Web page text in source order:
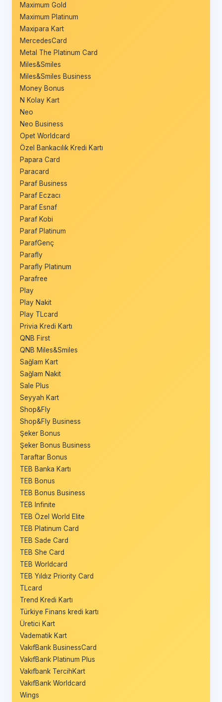
Maximum Gold
Maximum Platinum
Maxipara Kart
MercedesCard
Metal The Platinum Card
Miles&Smiles
Miles&Smiles Business
Money Bonus
N Kolay Kart
Neo
Neo Business
Opet Worldcard
Özel Bankacılık Kredi Kartı
Papara Card
Paracard
Paraf Business
Paraf Eczacı
Paraf Esnaf
Paraf Kobi
Paraf Platinum
ParafGenç
Parafly
Parafly Platinum
Parafree
Play
Play Nakit
Play TLcard
Privia Kredi Kartı
QNB First
QNB Miles&Smiles
Sağlam Kart
Sağlam Nakit
Sale Plus
Seyyah Kart
Shop&Fly
Shop&Fly Business
Şeker Bonus
Şeker Bonus Business
Taraftar Bonus
TEB Banka Kartı
TEB Bonus
TEB Bonus Business
TEB Infinite
TEB Özel World Elite
TEB Platinum Card
TEB Sade Card
TEB She Card
TEB Worldcard
TEB Yıldız Priority Card
TLcard
Trend Kredi Kartı
Türkiye Finans kredi kartı
Üretici Kart
Vadematik Kart
VakıfBank BusinessCard
VakıfBank Platinum Plus
Vakıfbank TercihKart
VakıfBank Worldcard
Wings